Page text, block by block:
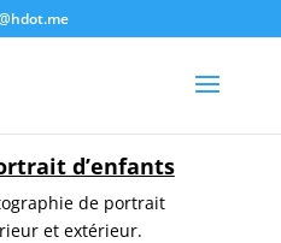
d’enfants
de portrait
et extérieur.